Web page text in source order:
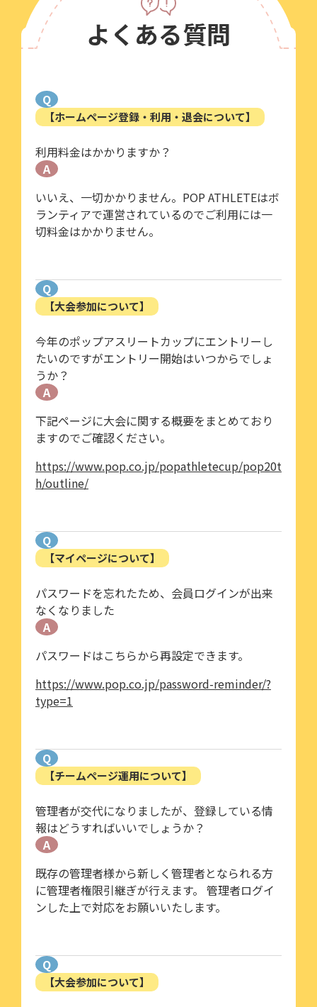
よくある質問
Q
【ホームページ登録・利用・退会について】
利用料金はかかりますか？
A
いいえ、一切かかりません。POP ATHLETEはボ
ランティアで運営されているのでご利用には一
切料金はかかりません。
Q
【大会参加について】
今年のポップアスリートカップにエントリーし
たいのですがエントリー開始はいつからでしょ
うか？
A
下記ページに大会に関する概要をまとめており
ますのでご確認ください。
https://www.pop.co.jp/popathletecup/pop20t
h/outline/
Q
【マイページについて】
パスワードを忘れたため、会員ログインが出来
なくなりました
A
パスワードはこちらから再設定できます。
https://www.pop.co.jp/password-reminder/?
type=1
Q
【チームページ運用について】
管理者が交代になりましたが、登録している情
報はどうすればいいでしょうか？
A
既存の管理者様から新しく管理者となられる方
に管理者権限引継ぎが行えます。 管理者ログイ
ンした上で対応をお願いいたします。
Q
【大会参加について】